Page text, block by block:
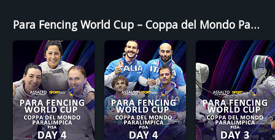
Para Fencing World Cup – Coppa del Mondo Paralimpica - 2026